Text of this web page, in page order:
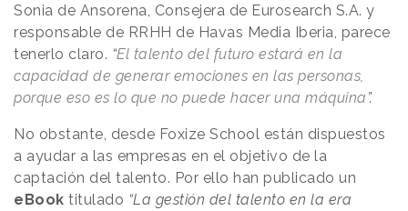
Sonia de Ansorena, Consejera de Eurosearch S.A. y
responsable de RRHH de Havas Media Iberia, parece
tenerlo claro. “El talento del futuro estará en la
capacidad de generar emociones en las personas,
porque eso es lo que no puede hacer una máquina ”.
No obstante, desde Foxize School están dispuestos
a ayudar a las empresas en el objetivo de la
captación del talento. Por ello han publicado un
eBook titulado “La gestión del talento en la era